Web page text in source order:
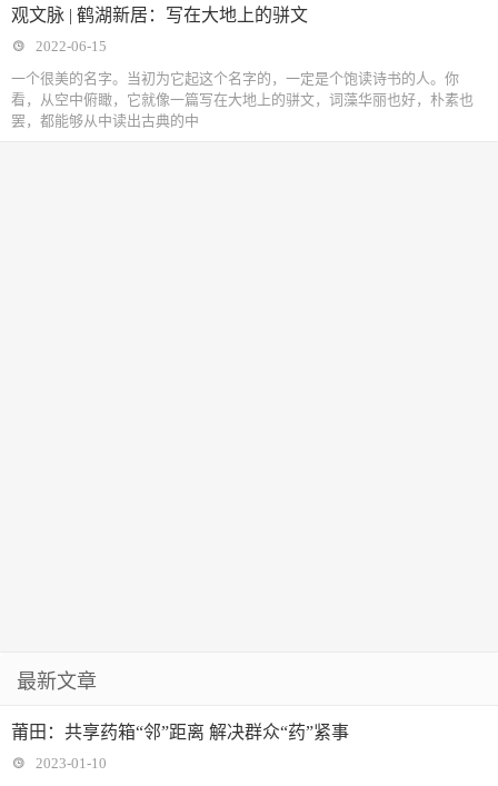
观文脉 | 鹤湖新居：写在大地上的骈文
2022-06-15
一个很美的名字。当初为它起这个名字的，一定是个饱读诗书的人。你
看，从空中俯瞰，它就像一篇写在大地上的骈文，词藻华丽也好，朴素也
罢，都能够从中读出古典的中
最新文章
莆田：共享药箱“邻”距离 解决群众“药”紧事
2023-01-10